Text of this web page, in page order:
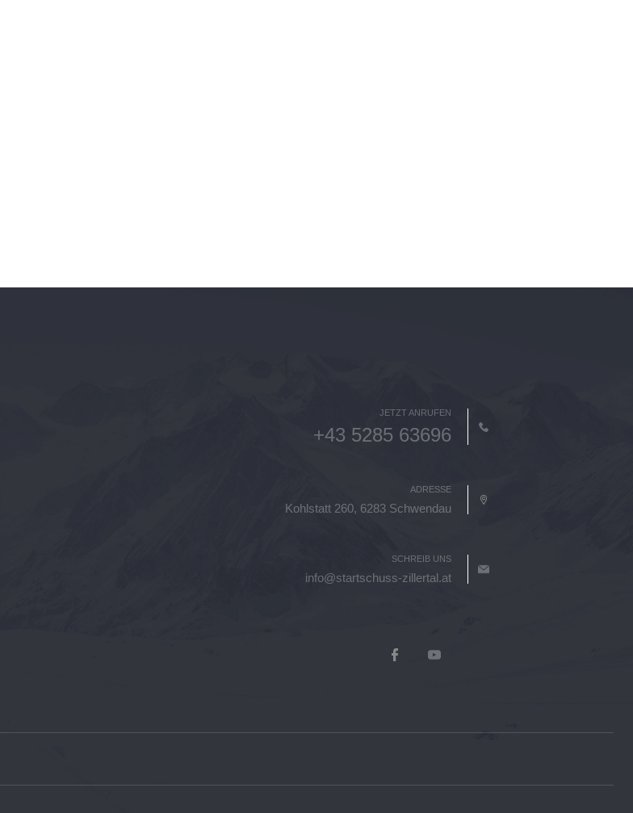
JETZT ANRUFEN
+43 5285 63696
ADRESSE
Kohlstatt 260, 6283 Schwendau
SCHREIB UNS
info@startschuss-zillertal.at